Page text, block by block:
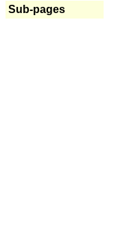
Sub-pages